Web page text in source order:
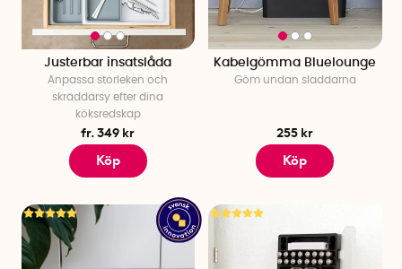
Justerbar insatslåda
Anpassa storleken och
skräddarsy efter dina
köksredskap
fr. 349 kr
Köp
Kabelgömma Bluelounge
Göm undan sladdarna
255 kr
Köp